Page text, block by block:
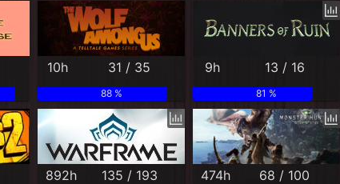
10h 31 / 35
88 %
9h 13 / 16
81 %
892h 135 / 193 474h 68 / 100